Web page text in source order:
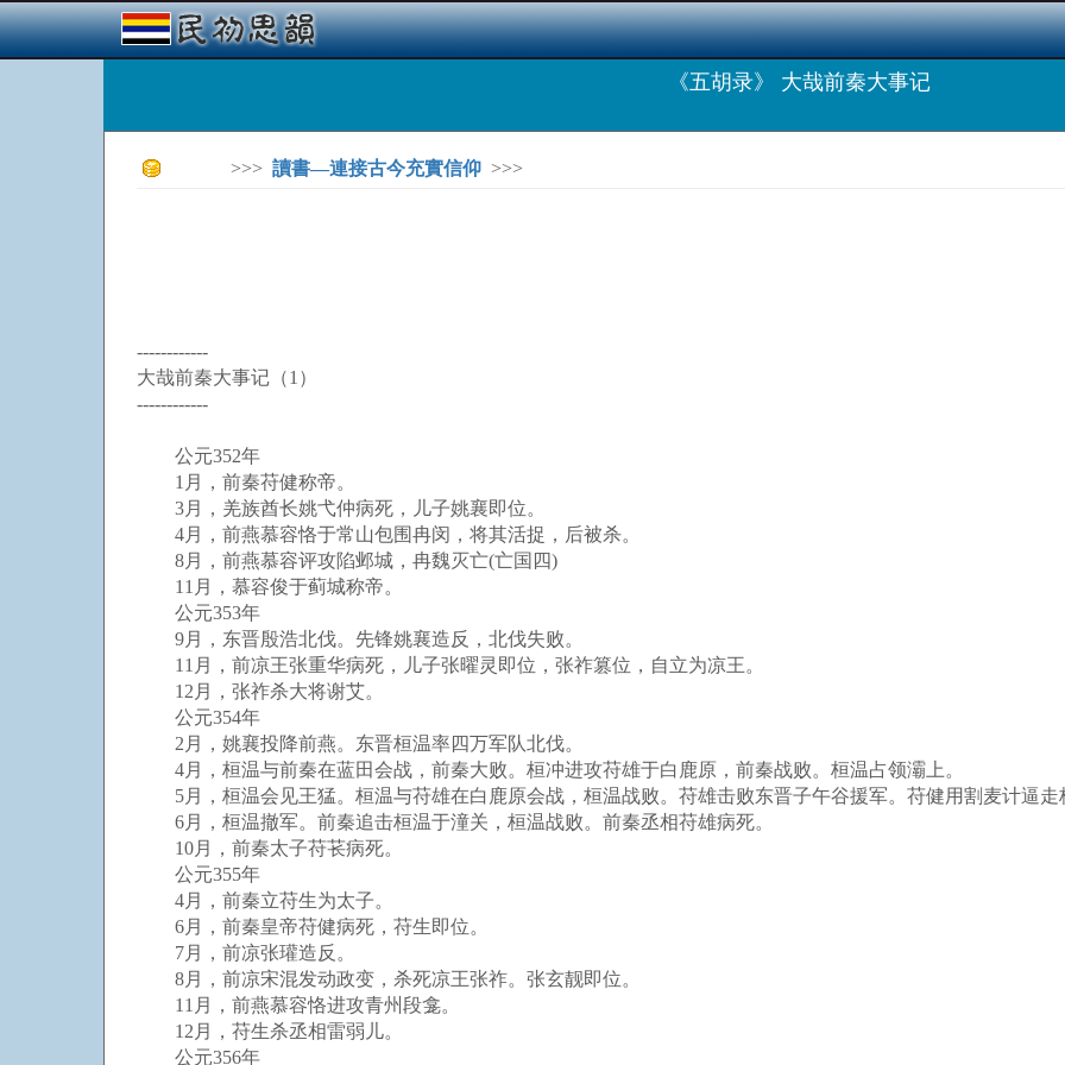
《五胡录》 大哉前秦大事记
>>> 讀書—連接古今充實信仰 >>>
------------
大哉前秦大事记（1）
------------
公元352年
1月，前秦苻健称帝。
3月，羌族酋长姚弋仲病死，儿子姚襄即位。
4月，前燕慕容恪于常山包围冉闵，将其活捉，后被杀。
8月，前燕慕容评攻陷邺城，冉魏灭亡(亡国四)
11月，慕容俊于蓟城称帝。
公元353年
9月，东晋殷浩北伐。先锋姚襄造反，北伐失败。
11月，前凉王张重华病死，儿子张曜灵即位，张祚篡位，自立为凉王。
12月，张祚杀大将谢艾。
公元354年
2月，姚襄投降前燕。东晋桓温率四万军队北伐。
4月，桓温与前秦在蓝田会战，前秦大败。桓冲进攻苻雄于白鹿原，前秦战败。桓温占领灞上。
5月，桓温会见王猛。桓温与苻雄在白鹿原会战，桓温战败。苻雄击败东晋子午谷援军。苻健用割麦计逼
6月，桓温撤军。前秦追击桓温于潼关，桓温战败。前秦丞相苻雄病死。
10月，前秦太子苻苌病死。
公元355年
4月，前秦立苻生为太子。
6月，前秦皇帝苻健病死，苻生即位。
7月，前凉张瓘造反。
8月，前凉宋混发动政变，杀死凉王张祚。张玄靓即位。
11月，前燕慕容恪进攻青州段龛。
12月，苻生杀丞相雷弱儿。
公元356年